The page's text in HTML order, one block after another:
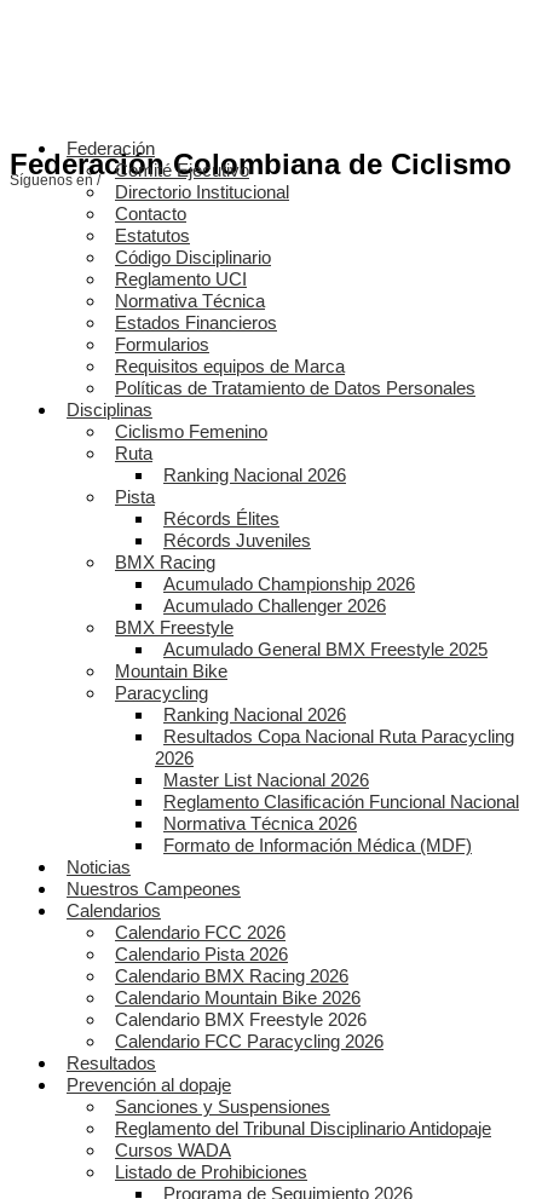
Federación Colombiana de Ciclismo
Síguenos en /
Federación
Comité Ejecutivo
Directorio Institucional
Contacto
Estatutos
Código Disciplinario
Reglamento UCI
Normativa Técnica
Estados Financieros
Formularios
Requisitos equipos de Marca
Políticas de Tratamiento de Datos Personales
Disciplinas
Ciclismo Femenino
Ruta
Ranking Nacional 2026
Pista
Récords Élites
Récords Juveniles
BMX Racing
Acumulado Championship 2026
Acumulado Challenger 2026
BMX Freestyle
Acumulado General BMX Freestyle 2025
Mountain Bike
Paracycling
Ranking Nacional 2026
Resultados Copa Nacional Ruta Paracycling
2026
Master List Nacional 2026
Reglamento Clasificación Funcional Nacional
Normativa Técnica 2026
Formato de Información Médica (MDF)
Noticias
Nuestros Campeones
Calendarios
Calendario FCC 2026
Calendario Pista 2026
Calendario BMX Racing 2026
Calendario Mountain Bike 2026
Calendario BMX Freestyle 2026
Calendario FCC Paracycling 2026
Resultados
Prevención al dopaje
Sanciones y Suspensiones
Reglamento del Tribunal Disciplinario Antidopaje
Cursos WADA
Listado de Prohibiciones
Programa de Seguimiento 2026